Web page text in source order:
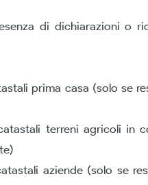
di dichiarazioni o
prima casa (solo se
terreni agricoli in
aziende (solo se